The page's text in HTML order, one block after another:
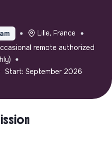
Lille, France
remote authorized
Start: September 2026